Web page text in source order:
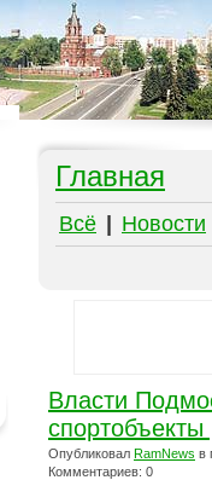
Главная
Всё Новости
Власти
спортобъекты
Опубликовал RamNews в
Комментариев: 0